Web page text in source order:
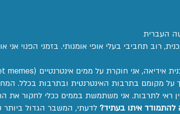
העברית
רוב תחביבי בעלי אופי אומנותי. בזמני הפנוי אני
על מקומם בתרבות האינטרנטית ובתרבות בכלל.
ראי לתרבות. אני משתמשת בממים ככלי לחקור את
איתו בעתיד? לדעתי, המשבר הגדול